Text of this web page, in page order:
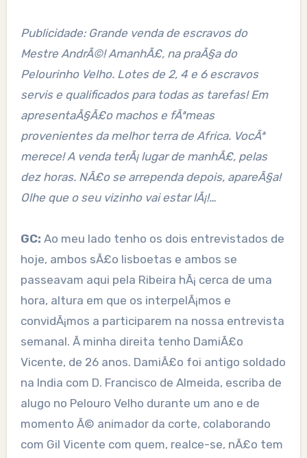
Publicidade: Grande venda de escravos do
Mestre AndrÃ©! AmanhÃ£, na praÃ§a do
Pelourinho Velho. Lotes de 2, 4 e 6 escravos
servis e qualificados para todas as tarefas! Em
apresentaÃ§Ã£o machos e fÃªmeas
provenientes da melhor terra de Africa. VocÃª
merece! A venda terÃ¡ lugar de manhÃ£, pelas
dez horas. NÃ£o se arrependa depois, apareÃ§a!
Olhe que o seu vizinho vai estar lÃ¡!…
GC: Ao meu lado tenho os dois entrevistados de
hoje, ambos sÃ£o lisboetas e ambos se
passeavam aqui pela Ribeira hÃ¡ cerca de uma
hora, altura em que os interpelÃ¡mos e
convidÃ¡mos a participarem na nossa entrevista
semanal. Ã minha direita tenho DamiÃ£o
Vicente, de 26 anos. DamiÃ£o foi antigo soldado
na India com D. Francisco de Almeida, escriba de
alugo no Pelouro Velho durante um ano e de
momento Ã© animador da corte, colaborando
com Gil Vicente com quem, realce-se, nÃ£o tem